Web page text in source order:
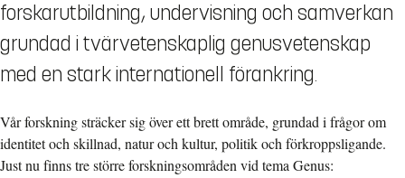
forskarutbildning, undervisning och samverkan
grundad i tvärvetenskaplig genusvetenskap
med en stark internationell förankring.
Vår forskning sträcker sig över ett brett område, grundad i frågor om
identitet och skillnad, natur och kultur, politik och förkroppsligande.
Just nu finns tre större forskningsområden vid tema Genus: